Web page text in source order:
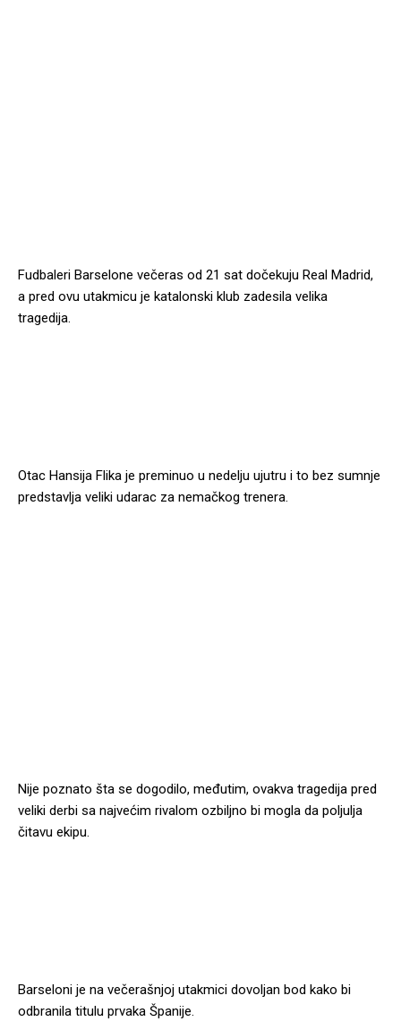
Fudbaleri Barselone večeras od 21 sat dočekuju Real Madrid,
a pred ovu utakmicu je katalonski klub zadesila velika
tragedija.
Otac Hansija Flika je preminuo u nedelju ujutru i to bez sumnje
predstavlja veliki udarac za nemačkog trenera.
Nije poznato šta se dogodilo, međutim, ovakva tragedija pred
veliki derbi sa najvećim rivalom ozbiljno bi mogla da poljulja
čitavu ekipu.
Barseloni je na večerašnjoj utakmici dovoljan bod kako bi
odbranila titulu prvaka Španije.